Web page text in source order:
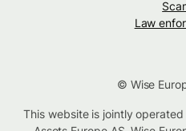
Law
© Wise
This website is jointly